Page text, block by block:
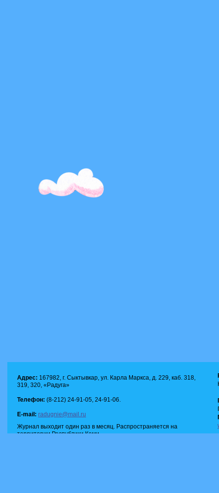
Адрес: 167982, г. Сыктывкар, ул. Карла Маркса, д. 229, каб. 318,
319, 320, «Радуга»
Телефон: (8-212) 24-91-05, 24-91-06.
E-mail: radugnie@mail.ru
Журнал выходит один раз в месяц. Распространяется на
территории Республики Коми.